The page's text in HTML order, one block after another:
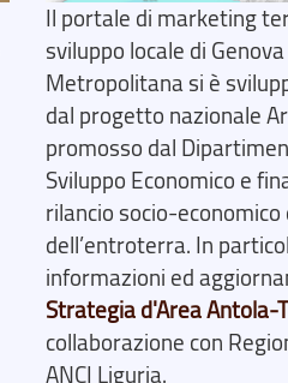
Il portale di marketing
sviluppo locale di
Metropolitana si è
dal progetto nazionale
promosso dal
Sviluppo Economico e
rilancio socio-economico
dell’entroterra. In
informazioni ed
Strategia d'Area Antola-
collaborazione con
ANCI Liguria.